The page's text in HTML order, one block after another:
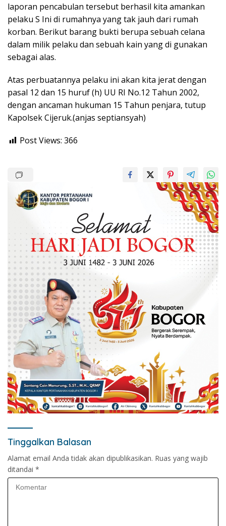
laporan pencabulan tersebut berhasil kita amankan
pelaku S Ini di rumahnya yang tak jauh dari rumah
korban. Berikut barang bukti berupa sebuah celana
dalam milik pelaku dan sebuah kain yang di gunakan
sebagai alas.
Atas perbuatannya pelaku ini akan kita jerat dengan
pasal 12 dan 15 huruf (h) UU RI No.12 Tahun 2002,
dengan ancaman hukuman 15 Tahun penjara, tutup
Kapolsek Cijeruk.(anjas septiansyah)
Post Views: 366
Tinggalkan Balasan
Alamat email Anda tidak akan dipublikasikan. Ruas yang wajib
ditandai *